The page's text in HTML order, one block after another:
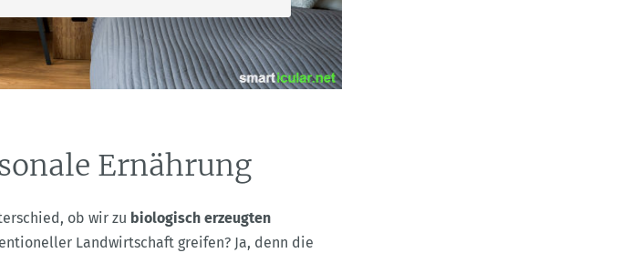
Ernährung
ob wir zu biologisch erzeugten
Landwirtschaft greifen? Ja, denn die